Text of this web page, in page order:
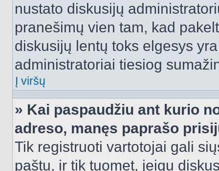
nustato diskusijų
pranešimų vien tam, kad
diskusijų lentų toks elgesys
administratoriai tiesiog
Į viršų
» Kai paspaudžiu ant kurio
adreso, manęs paprašo
Tik registruoti vartotojai gali
paštu, ir tik tuomet, jeigu